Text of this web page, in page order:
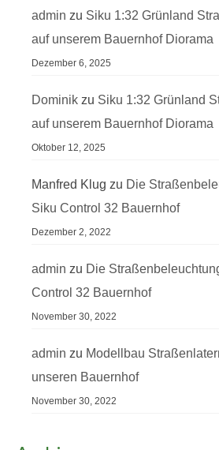
admin zu Siku 1:32 Grünland
auf unserem Bauernhof Diorama
Dezember 6, 2025
Dominik zu Siku 1:32 Grünland
auf unserem Bauernhof Diorama
Oktober 12, 2025
Manfred Klug zu Die
Siku Control 32 Bauernhof
Dezember 2, 2022
admin zu Die
Control 32 Bauernhof
November 30, 2022
admin zu Modellbau
unseren Bauernhof
November 30, 2022